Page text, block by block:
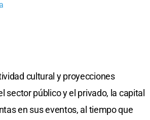
cultural y proyecciones
público y el privado, la capital
en sus eventos, al tiempo que